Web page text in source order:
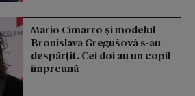
Mario Cimarro și modelul
Bronislava Gregušová s-au
despărțit. Cei doi au un copil
împreună